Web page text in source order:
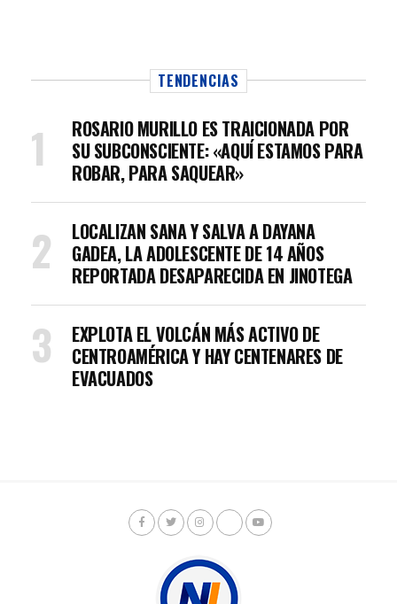
TENDENCIAS
ROSARIO MURILLO ES TRAICIONADA POR
SU SUBCONSCIENTE: «AQUÍ ESTAMOS PARA
ROBAR, PARA SAQUEAR»
LOCALIZAN SANA Y SALVA A DAYANA
GADEA, LA ADOLESCENTE DE 14 AÑOS
REPORTADA DESAPARECIDA EN JINOTEGA
EXPLOTA EL VOLCÁN MÁS ACTIVO DE
CENTROAMÉRICA Y HAY CENTENARES DE
EVACUADOS